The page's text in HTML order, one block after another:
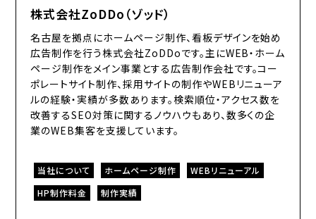
株式会社ZoDDo（ゾッド）
名古屋を拠点にホームページ制作、看板デザインを始め
広告制作を行う株式会社ZoDDoです。主にWEB・ホーム
ページ制作をメイン事業とする広告制作会社です。コー
ポレートサイト制作、採用サイトの制作やWEBリニューア
ルの経験・実績が多数あります。検索順位・アクセス数を
改善するSEO対策に関するノウハウもあり、数多くの企
業のWEB集客を支援しています。
当社について ホームページ制作
WEBリニューアル
HP制作料金
制作実績